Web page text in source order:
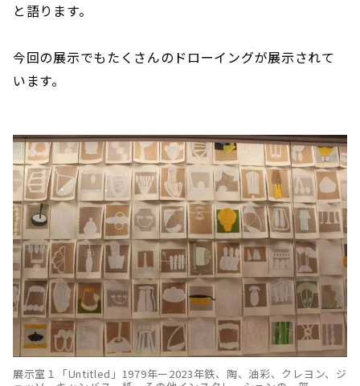
と語ります。
今回の展示でもたくさんのドローイングが展示されて
います。
展示室１「Untitled」1979年ー2023年鉄、陶、油彩、クレヨン、ジ